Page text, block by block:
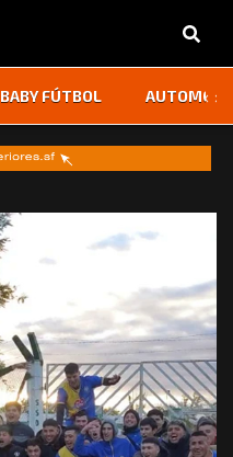
BABY FÚTBOL ‹ ›